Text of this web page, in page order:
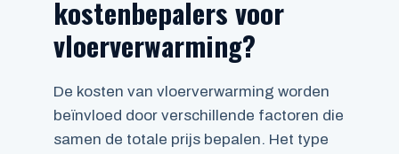
kostenbepalers voor
vloerverwarming?
De kosten van vloerverwarming worden
beïnvloed door verschillende factoren die
samen de totale prijs bepalen. Het type